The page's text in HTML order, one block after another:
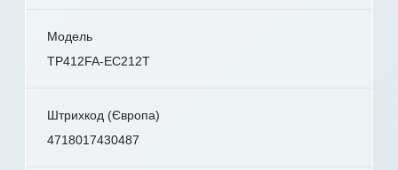
Модель
TP412FA-EC212T
Штрихкод (Європа)
4718017430487